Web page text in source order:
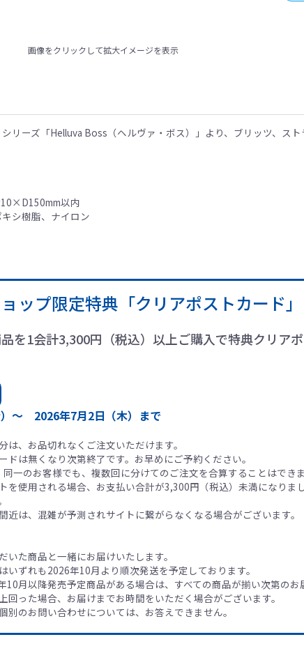
画像をクリックして拡大イメージを表示
リーズ「Helluva Boss（ヘルヴァ・ボス）」より、ブリッツ、ス
以内
シ樹脂、ナイロン
ップ限定特典「クリアポストカード
を1会計3,300円（税込）以上ご購入で特典クリア
～ 2026年7月2日（木）まで
、お品切れなくご注文いただけます。
は無くなり次第終了です。お早めにご予約ください。
一のお客様でも、複数回に分けてのご注文を合算することはでき
を使用される場合、お支払い合計が3,300円（税込）未満になりま
は、混雑が予測されサイトに繋がらなくなる場合がございます。
いた商品と一緒にお届けいたします。
いずれも2026年10月より順次発送を予定しております。
10月以降発売予定商品がある場合は、すべての商品が揃い次第のお
回った場合、お届けまでお時間をいただく場合がございます。
別のお問い合わせについては、お答えできません。